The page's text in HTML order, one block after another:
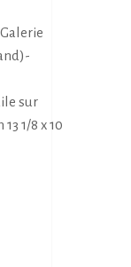
sur
1/8 x 10